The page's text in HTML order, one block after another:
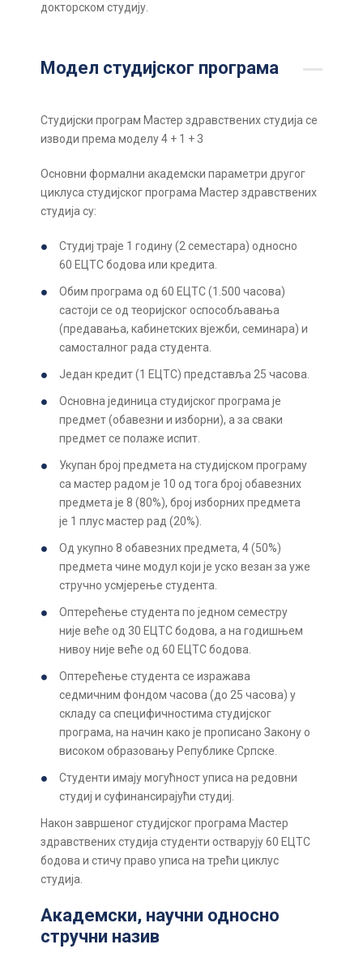
докторском студију.
Модел студијског програма
Студијски програм Мастер здравствених студија се
изводи према моделу 4 + 1 + 3
Основни формални академски параметри другог
циклуса студијског програма Мастер здравствених
студија су:
Студиј траје 1 годину (2 семестара) односно
60 ЕЦТС бодова или кредита.
Обим програма од 60 ЕЦТС (1.500 часова)
састоји се од теоријског оспособљавања
(предавања, кабинетских вјежби, семинара) и
самосталног рада студента.
Један кредит (1 ЕЦТС) представља 25 часова.
Основна јединица студијског програма је
предмет (обавезни и изборни), а за сваки
предмет се полаже испит.
Укупан број предмета на студијском програму
са мастер радом је 10 од тога број обавезних
предмета је 8 (80%), број изборних предмета
је 1 плус мастер рад (20%).
Од укупно 8 обавезних предмета, 4 (50%)
предмета чине модул који је уско везан за уже
стручно усмјерење студента.
Оптерећење студента по једном семестру
није веће од 30 ЕЦТС бодова, а на годишњем
нивоу није веће од 60 ЕЦТС бодова.
Оптерећење студента се изражава
седмичним фондом часова (до 25 часова) у
складу са специфичностима студијског
програма, на начин како је прописано Закону о
високом образовању Републике Српске.
Студенти имају могућност уписа на редовни
студиј и суфинансирајући студиј.
Након завршеног студијског програма Мастер
здравствених студија студенти остварују 60 ЕЦТС
бодова и стичу право уписа на трећи циклус
студија.
Академски, научни односно
стручни назив